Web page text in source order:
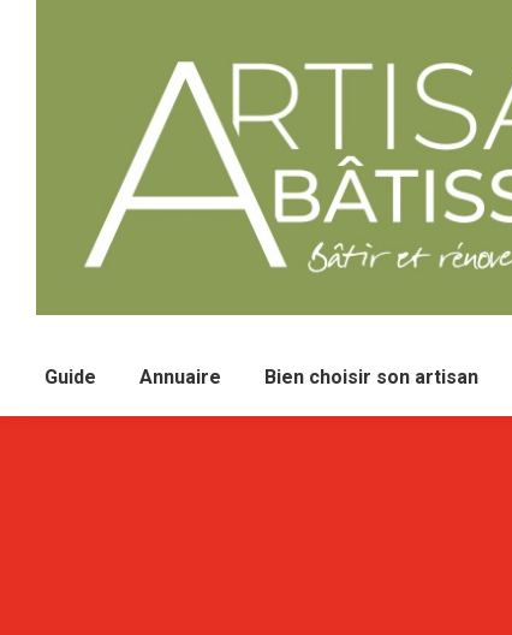
Guide Annuaire Bien choisir son artisan